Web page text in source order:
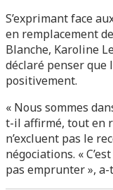
S’exprimant face
en remplacement
Blanche, Karoline
déclaré penser que
positivement.
« Nous sommes
t-il affirmé, tout en
n’excluent pas le
négociations. «
pas emprunter »,